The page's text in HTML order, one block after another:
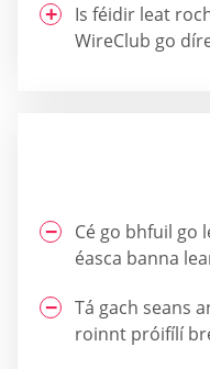
Is féidir leat
WireClub go
Cé go bhfuil go
éasca banna
Tá gach seans
roinnt próifílí